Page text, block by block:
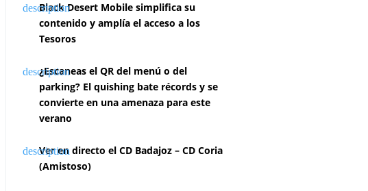
Black Desert Mobile simplifica su
contenido y amplía el acceso a los
Tesoros
¿Escaneas el QR del menú o del
parking? El quishing bate récords y se
convierte en una amenaza para este
verano
Ver en directo el CD Badajoz – CD Coria
(Amistoso)